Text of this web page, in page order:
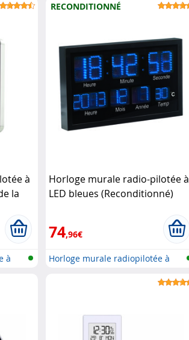
à
la
à
RECONDITIONNÉ
Horloge murale radio-pilotée à
LED bleues (Reconditionné)
74,96€
Horloge murale radiopilotée à